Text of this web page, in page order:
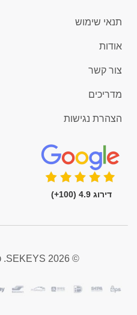
תנאי שימוש
אודות
צור קשר
מדריכים
הצהרת נגישות
דירוג 4.9 (100+)
© 2026 SEKEYS. כל הזכויות שמורות.